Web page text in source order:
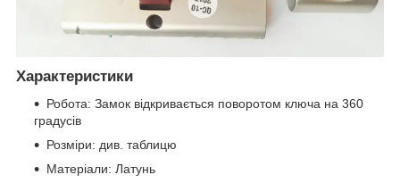
Характеристики
Робота: Замок відкривається поворотом ключа на 360
градусів
Розміри: див. таблицю
Матеріали: Латунь